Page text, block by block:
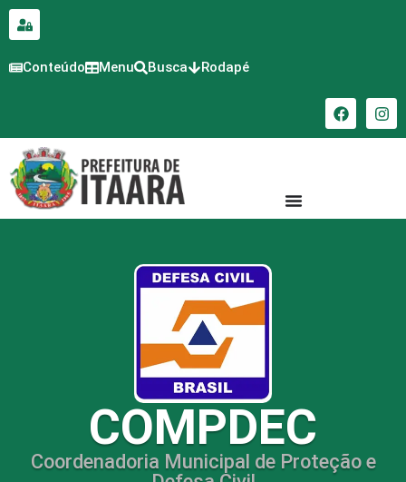
conteúdo
Conteúdo Menu Busca Rodapé
COMPDEC
Coordenadoria Municipal de Proteção e